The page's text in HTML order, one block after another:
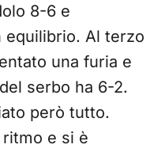
8-6 e
equilibrio. Al terzo
una furia e
serbo ha 6-2.
però tutto.
e si è